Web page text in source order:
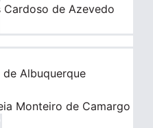
Cardoso de Azevedo
Albuquerque
Monteiro de Camargo